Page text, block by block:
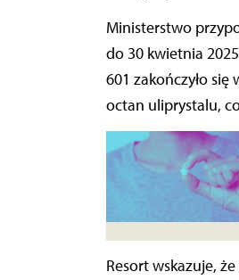
Ministerstwo
do 30 kwietnia
601 zakończyło
octan uliprystalu,
Resort wskazuje,